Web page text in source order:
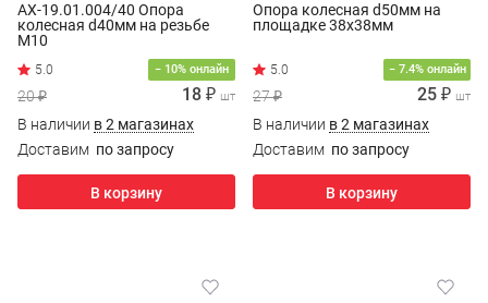
AX-19.01.004/40 Опора
колесная d40мм на резьбе
M10
− 10% онлайн
20 ₽ 18 ₽ шт
В наличии в 2 магазинах
Доставим по запросу
В корзину
Опора колесная d50мм на
площадке 38х38мм
− 7.4% онлайн
27 ₽ 25 ₽ шт
В наличии в 2 магазинах
Доставим по запросу
В корзину